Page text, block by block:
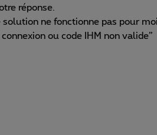
réponse.
ne fonctionne pas pour
ou code IHM non valide”